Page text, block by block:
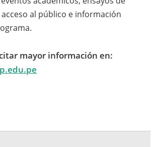
al público e información
mayor información en: